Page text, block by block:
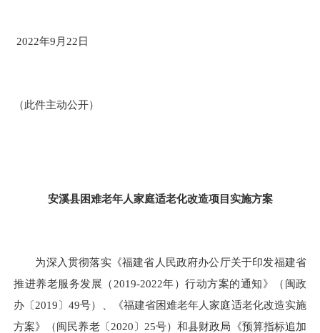
2022年9 月 22日
（此件主动公开）
安溪县困难老年人家庭适老化改造项目实施方案
为深入贯彻落实《福建省人民政府办公厅关于印发福建省
推进养老服务发展（ 2019-2022年）行动方案的通知》（闽政
办〔2019〕49号）、《福建省困难老年人家庭适老化改造实施
方案》（闽民养老〔2020〕25号）和县财政局 《预算指标追加